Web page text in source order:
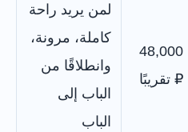
48,000
₽ تقريبًا
لمن يريد راحة
كاملة، مرونة،
وانطلاقًا من
الباب إلى
الباب